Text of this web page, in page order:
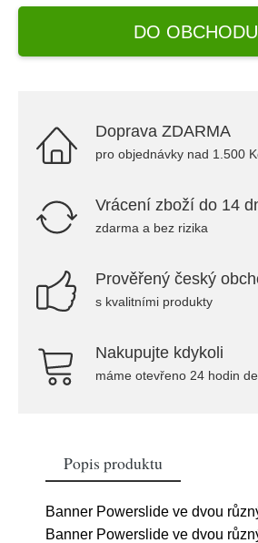
DO
Doprava ZDARMA
pro objednávky nad 1.500
Vrácení zboží do 14
zdarma a bez rizika
Prověřený český
s kvalitními produkty
Nakupujte kdykoli
máme otevřeno 24 hodin
Popis produktu
Banner Powerslide ve dvou
Banner Powerslide ve dvou